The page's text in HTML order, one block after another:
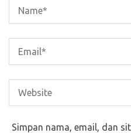
Simpan nama, email, dan